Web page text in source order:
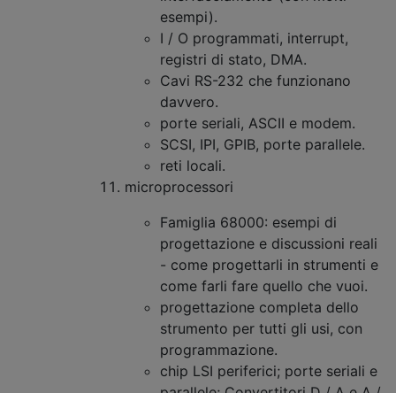
esempi).
I / O programmati, interrupt,
registri di stato, DMA.
Cavi RS-232 che funzionano
davvero.
porte seriali, ASCII e modem.
SCSI, IPI, GPIB, porte parallele.
reti locali.
microprocessori
Famiglia 68000: esempi di
progettazione e discussioni reali
- come progettarli in strumenti e
come farli fare quello che vuoi.
progettazione completa dello
strumento per tutti gli usi, con
programmazione.
chip LSI periferici; porte seriali e